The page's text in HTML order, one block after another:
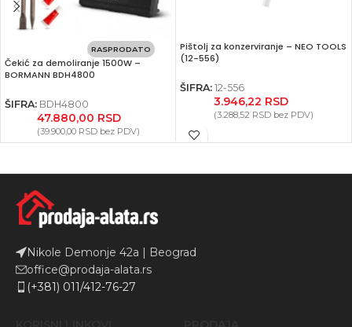
RASPRODATO
Čekić za demoliranje 1500W –
BORMANN BDH4800
ŠIFRA: BDH4800
47.880,00 RSD
(39.900,00 RSDbez PDV)
Pištolj za konzerviranje – NEO TOOLS
(12-556)
ŠIFRA: 12-556
3.946,22 RSD
(3.288,52 RSDbez PDV)
Nikole Demonje 42a | Beograd
office@prodaja-alata.rs
(+381) 011/412-76-27